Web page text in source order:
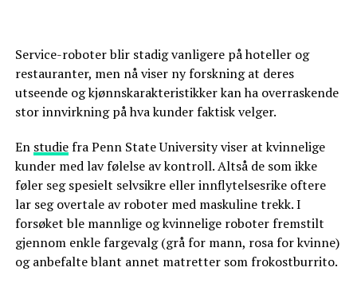
Service-roboter blir stadig vanligere på hoteller og
restauranter, men nå viser ny forskning at deres
utseende og kjønnskarakteristikker kan ha overraskende
stor innvirkning på hva kunder faktisk velger.
En studiefra Penn State University viser at kvinnelige
kunder med lav følelse av kontroll. Altså de som ikke
føler seg spesielt selvsikre eller innflytelsesrike oftere
lar seg overtale av roboter med maskuline trekk. I
forsøket ble mannlige og kvinnelige roboter fremstilt
gjennom enkle fargevalg (grå for mann, rosa for kvinne)
og anbefalte blant annet matretter som frokostburrito.